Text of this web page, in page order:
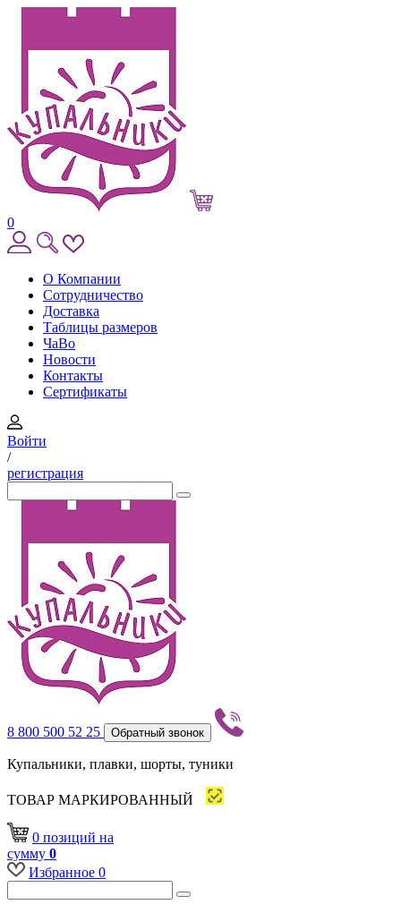
0
О Компании
Сотрудничество
Доставка
Таблицы размеров
ЧаВо
Новости
Контакты
Сертификаты
Войти
/
регистрация
8 800 500 52 25 Обратный звонок
Купальники, плавки, шорты, туники
ТОВАР МАРКИРОВАННЫЙ
0 позиций на
сумму 0
Избранное 0